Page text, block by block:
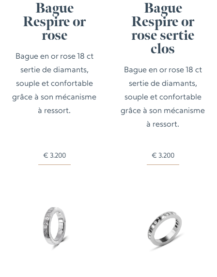
Bague
Respire or
rose
Bague en or rose 18 ct
sertie de diamants,
souple et confortable
grâce à son mécanisme
à ressort.
€ 3.200
Bague
Respire or
rose sertie
clos
Bague en or rose 18 ct
sertie de diamants,
souple et confortable
grâce à son mécanisme
à ressort.
€ 3.200